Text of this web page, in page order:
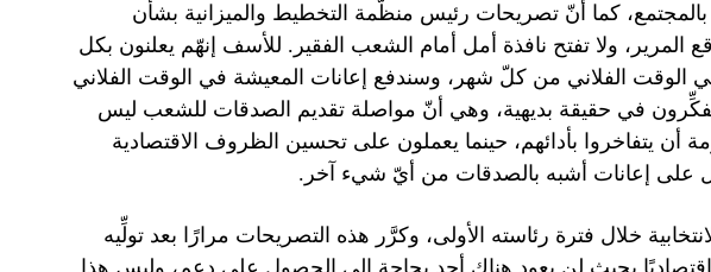
بالمجتمع، كما أنّ تصريحات رئيس منظَّمة التخطيط والميزانية بشأن
المرير، ولا تفتح نافذة أمل أمام الشعب الفقير. للأسف إنهّم يعلنون بكل
في الوقت الفلاني من كلّ شهر، وسندفع إعانات المعيشة في الوقت الفلاني
في حقيقة بديهية، وهي أنّ مواصلة تقديم الصدقات للشعب ليس
أن يتفاخروا بأدائهم، حينما يعملون على تحسين الظروف الاقتصادية
على إعانات أشبه بالصدقات من أيّ شيء آخر.
خلال فترة رئاسته الأولى، وكرَّر هذه التصريحات مرارًا بعد تولِّيه
اقتصاديًا بحيث لن يعود هناك أحد بحاجة إلى الحصول على دعم، وليس هذا